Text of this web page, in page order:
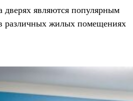
являются популярным
различных жилых помещениях